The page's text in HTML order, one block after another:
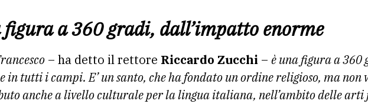
figura a 360 gradi, dall’impatto enorme
– ha detto il rettore Riccardo Zucchi – è una figura a
in tutti i campi. E’ un santo, che ha fondato un ordine religioso, ma
anche a livello culturale per la lingua italiana, nell’ambito delle arti